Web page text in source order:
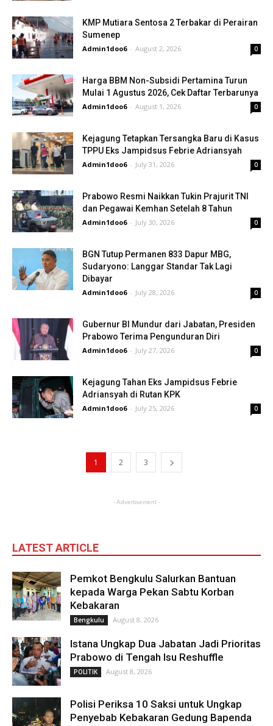
KMP Mutiara Sentosa 2 Terbakar di Perairan
Sumenep
Admin1doo6 - August 2, 2026 0
Harga BBM Non-Subsidi Pertamina Turun
Mulai 1 Agustus 2026, Cek Daftar Terbarunya
Admin1doo6 - August 1, 2026 0
Kejagung Tetapkan Tersangka Baru di Kasus
TPPU Eks Jampidsus Febrie Adriansyah
Admin1doo6 - July 31, 2026 0
Prabowo Resmi Naikkan Tukin Prajurit TNI
dan Pegawai Kemhan Setelah 8 Tahun
Admin1doo6 - July 30, 2026 0
BGN Tutup Permanen 833 Dapur MBG,
Sudaryono: Langgar Standar Tak Lagi
Dibayar
Admin1doo6 - July 28, 2026 0
Gubernur BI Mundur dari Jabatan, Presiden
Prabowo Terima Pengunduran Diri
Admin1doo6 - July 27, 2026 0
Kejagung Tahan Eks Jampidsus Febrie
Adriansyah di Rutan KPK
Admin1doo6 - July 25, 2026 0
1 2 3
- Advertisement -
LATEST ARTICLE
Pemkot Bengkulu Salurkan Bantuan
kepada Warga Pekan Sabtu Korban
Kebakaran
Bengkulu August 8, 2026
Istana Ungkap Dua Jabatan Jadi Prioritas
Prabowo di Tengah Isu Reshuffle
POLITIK August 8, 2026
Polisi Periksa 10 Saksi untuk Ungkap
Penyebab Kebakaran Gedung Bapenda